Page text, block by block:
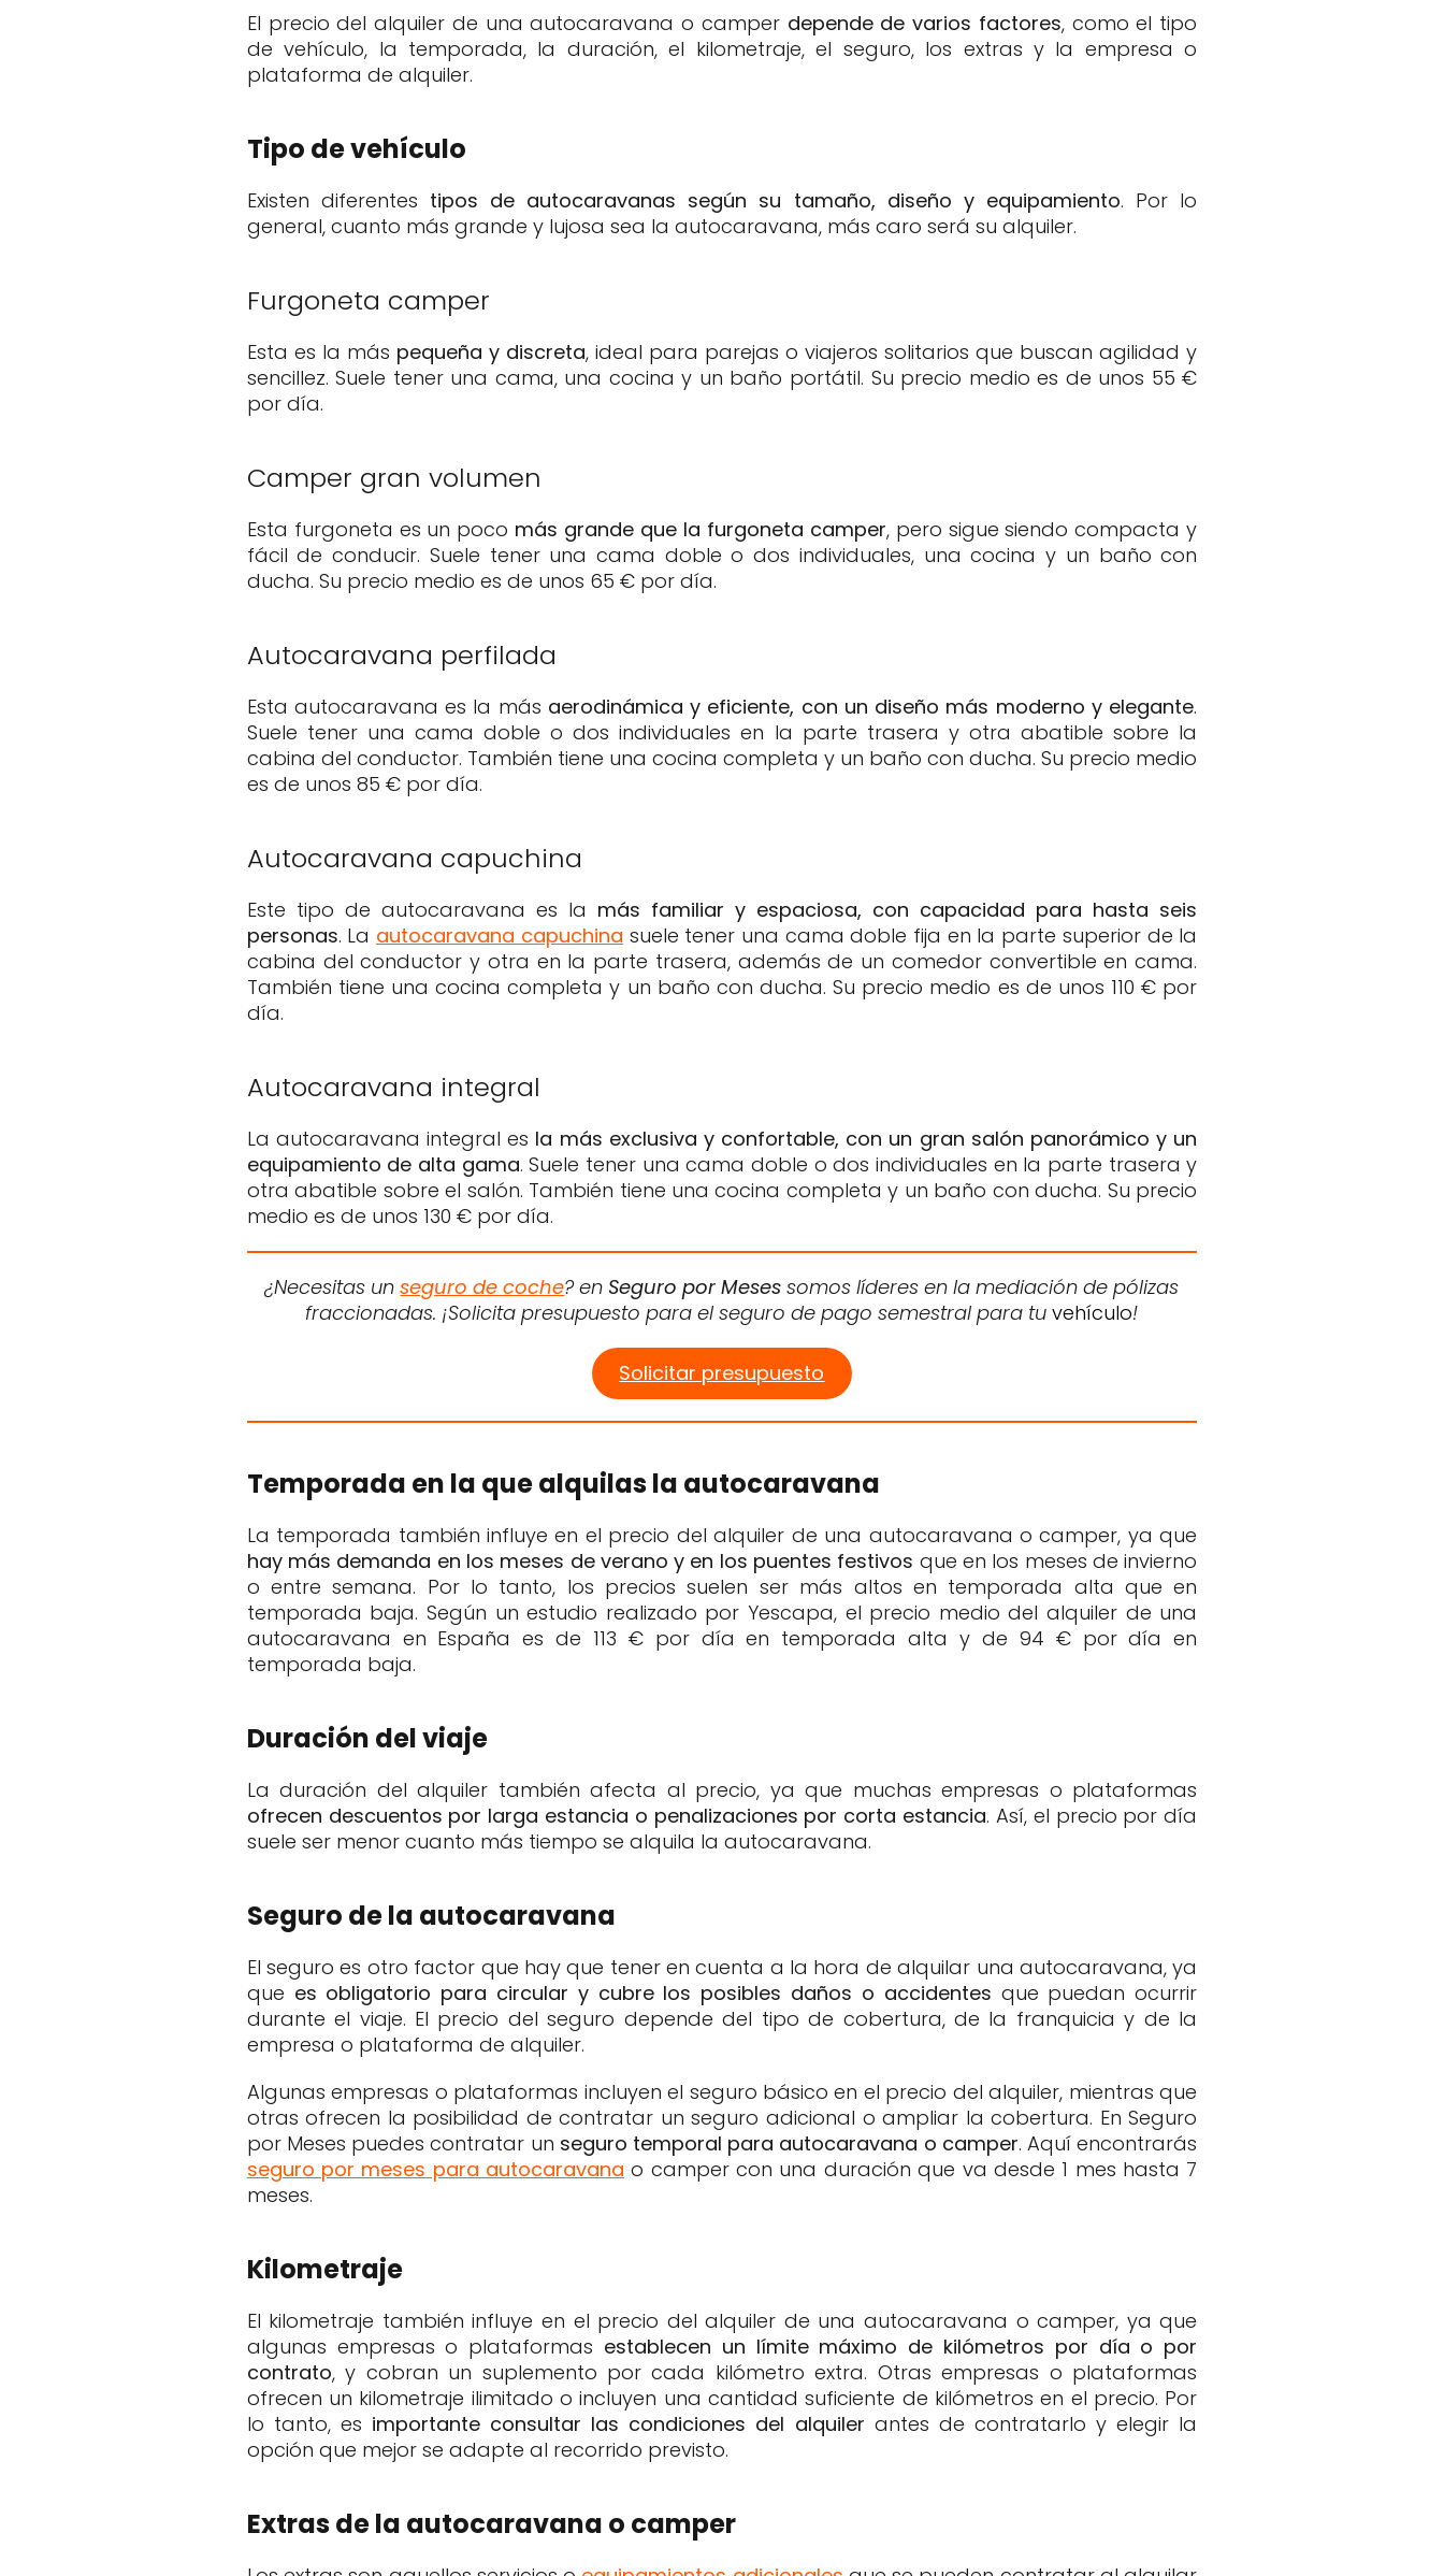
El precio del alquiler de una autocaravana o camper depende de varios factores, como el tipo
de vehículo, la temporada, la duración, el kilometraje, el seguro, los extras y la empresa o
plataforma de alquiler.
Tipo de vehículo
Existen diferentes tipos de autocaravanas según su tamaño, diseño y equipamiento. Por lo
general, cuanto más grande y lujosa sea la autocaravana, más caro será su alquiler.
Furgoneta camper
Esta es la más pequeña y discreta, ideal para parejas o viajeros solitarios que buscan agilidad y
sencillez. Suele tener una cama, una cocina y un baño portátil. Su precio medio es de unos 55 €
por día.
Camper gran volumen
Esta furgoneta es un poco más grande que la furgoneta camper, pero sigue siendo compacta y
fácil de conducir. Suele tener una cama doble o dos individuales, una cocina y un baño con
ducha. Su precio medio es de unos 65 € por día.
Autocaravana perfilada
Esta autocaravana es la más aerodinámica y eficiente, con un diseño más moderno y elegante.
Suele tener una cama doble o dos individuales en la parte trasera y otra abatible sobre la
cabina del conductor. También tiene una cocina completa y un baño con ducha. Su precio medio
es de unos 85 € por día.
Autocaravana capuchina
Este tipo de autocaravana es la más familiar y espaciosa, con capacidad para hasta seis
personas. La autocaravana capuchina suele tener una cama doble fija en la parte superior de la
cabina del conductor y otra en la parte trasera, además de un comedor convertible en cama.
También tiene una cocina completa y un baño con ducha. Su precio medio es de unos 110 € por
día.
Autocaravana integral
La autocaravana integral es la más exclusiva y confortable, con un gran salón panorámico y un
equipamiento de alta gama. Suele tener una cama doble o dos individuales en la parte trasera y
otra abatible sobre el salón. También tiene una cocina completa y un baño con ducha. Su precio
medio es de unos 130 € por día.
¿Necesitas unseguro de coche? en Seguro por Meses somos líderes en la mediación de pólizas
fraccionadas. ¡Solicita presupuesto para el seguro de pago semestral para tuvehículo!
Solicitar presupuesto
Temporada en la que alquilas la autocaravana
La temporada también influye en el precio del alquiler de una autocaravana o camper, ya que
hay más demanda en los meses de verano y en los puentes festivos que en los meses de invierno
o entre semana. Por lo tanto, los precios suelen ser más altos en temporada alta que en
temporada baja. Según un estudio realizado por Yescapa, el precio medio del alquiler de una
autocaravana en España es de 113 € por día en temporada alta y de 94 € por día en
temporada baja.
Duración del viaje
La duración del alquiler también afecta al precio, ya que muchas empresas o plataformas
ofrecen descuentos por larga estancia o penalizaciones por corta estancia. Así, el precio por día
suele ser menor cuanto más tiempo se alquila la autocaravana.
Seguro de la autocaravana
El seguro es otro factor que hay que tener en cuenta a la hora de alquilar una autocaravana, ya
que es obligatorio para circular y cubre los posibles daños o accidentes que puedan ocurrir
durante el viaje. El precio del seguro depende del tipo de cobertura, de la franquicia y de la
empresa o plataforma de alquiler.
Algunas empresas o plataformas incluyen el seguro básico en el precio del alquiler, mientras que
otras ofrecen la posibilidad de contratar un seguro adicional o ampliar la cobertura. En Seguro
por Meses puedes contratar un seguro temporal para autocaravana o camper. Aquí encontrarás
seguro por meses para autocaravana o camper con una duración que va desde 1 mes hasta 7
meses.
Kilometraje
El kilometraje también influye en el precio del alquiler de una autocaravana o camper, ya que
algunas empresas o plataformas establecen un límite máximo de kilómetros por día o por
contrato, y cobran un suplemento por cada kilómetro extra. Otras empresas o plataformas
ofrecen un kilometraje ilimitado o incluyen una cantidad suficiente de kilómetros en el precio. Por
lo tanto, es importante consultar las condiciones del alquiler antes de contratarlo y elegir la
opción que mejor se adapte al recorrido previsto.
Extras de la autocaravana o camper